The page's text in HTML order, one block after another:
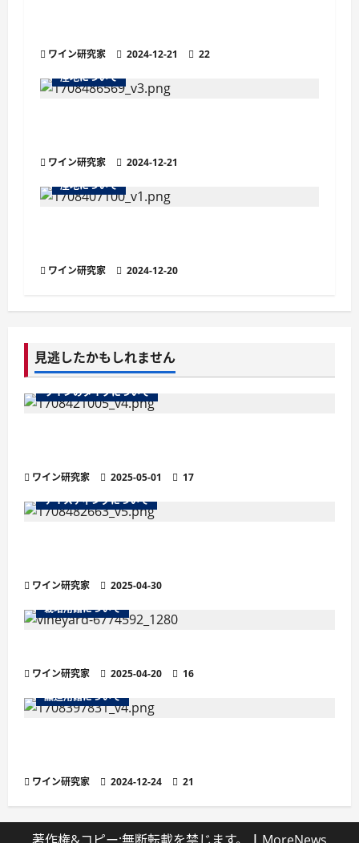
ン
ワイン研究家 2024-12-21
22
産地について
ワイン研究家
2024-12-21
産地について
ワイン研究家 2024-12-20
見逃したかもしれません
ワインのタイプについて
ワイン研究家 2025-05-01
17
テイスティングについて
ワイン研究家
2025-04-30
栽培用語について
ワイン研究家 2025-04-20
16
醸造用語について
ワイン研究家 2024-12-24 21